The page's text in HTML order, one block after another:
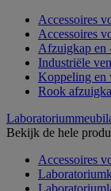
Accessoires
Accessoires
Afzuigkap en
Industriële
Koppeling en
Rook
Bekijk de hele
Accessoires